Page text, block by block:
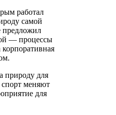
работал
самой
предложил
— процессы